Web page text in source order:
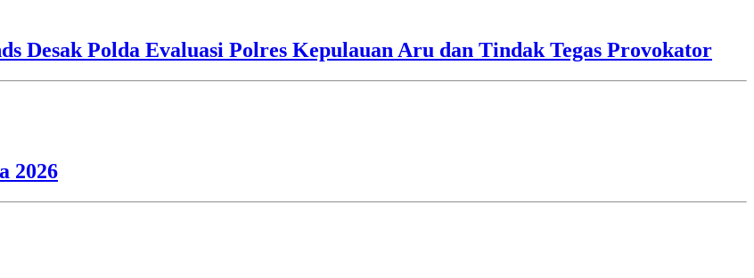
Desak Polda Evaluasi Polres Kepulauan Aru dan Tindak Tegas Provokator
2026